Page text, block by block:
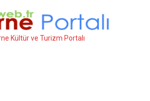
Kültür ve Turizm Portalı